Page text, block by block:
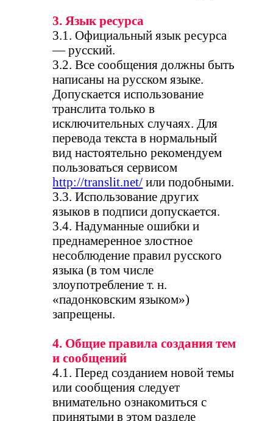
3. Язык ресурса
3.1. Официальный язык ресурса
— русский.
3.2. Все сообщения должны быть
написаны на русском языке.
Допускается использование
транслита только в
исключительных случаях. Для
перевода текста в нормальный
вид настоятельно рекомендуем
пользоваться сервисом
http://translit.net/ или подобными.
3.3. Использование других
языков в подписи допускается.
3.4. Надуманные ошибки и
преднамеренное злостное
несоблюдение правил русского
языка (в том числе
злоупотребление т. н.
«падонковским языком»)
запрещены.
4. Общие правила создания тем
и сообщений
4.1. Перед созданием новой темы
или сообщения следует
внимательно ознакомиться с
принятыми в этом разделе